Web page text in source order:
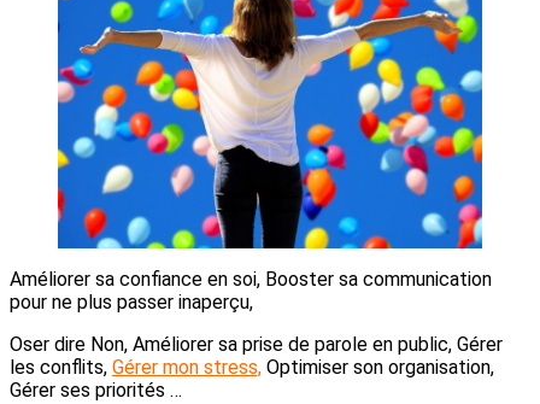
Améliorer sa confiance en soi, Booster sa communication
pour ne plus passer inaperçu,
Oser dire Non, Améliorer sa prise de parole en public, Gérer
les conflits, Gérer mon stress, Optimiser son organisation,
Gérer ses priorités …